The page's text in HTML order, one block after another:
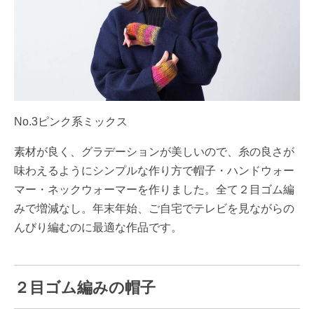
No.3ピンク系ミックス
素材が良く、グラデーションが美しいので、糸の良さが
味わえるようにシンプルな作り方で帽子・ハンドウォー
マー・ネックウォーマーを作りました。全て２目ゴム編
みで増減なし。年末年始、ご自宅でテレビを見ながらの
んびり編むのに最適な作品です。
２目ゴム編みの帽子